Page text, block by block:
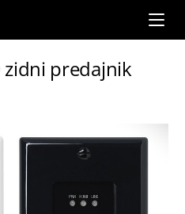
zidni predajnik